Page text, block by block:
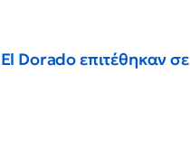
Dorado επιτέθηκαν σε